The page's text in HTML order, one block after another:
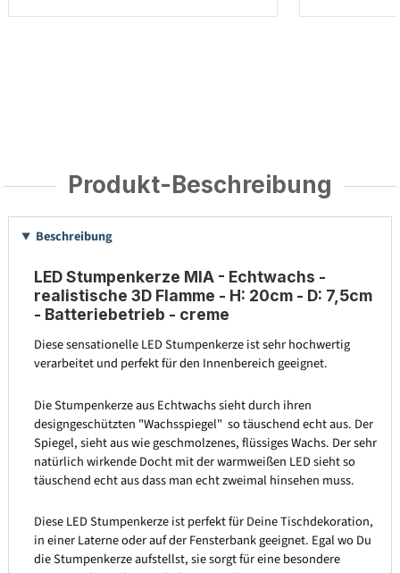
Produkt-Beschreibung
Beschreibung
LED Stumpenkerze MIA - Echtwachs -
realistische 3D Flamme - H: 20cm - D: 7,5cm
- Batteriebetrieb - creme
Diese sensationelle LED Stumpenkerze ist sehr hochwertig
verarbeitet und perfekt für den Innenbereich geeignet.
Die Stumpenkerze aus Echtwachs sieht durch ihren
designgeschützten "Wachsspiegel" so täuschend echt aus. Der
Spiegel, sieht aus wie geschmolzenes, flüssiges Wachs. Der sehr
natürlich wirkende Docht mit der warmweißen LED sieht so
täuschend echt aus dass man echt zweimal hinsehen muss.
Diese LED Stumpenkerze ist perfekt für Deine Tischdekoration,
in einer Laterne oder auf der Fensterbank geeignet. Egal wo Du
die Stumpenkerze aufstellst, sie sorgt für eine besondere